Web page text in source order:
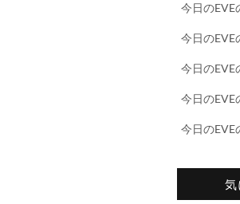
今日のEVE
今日のEVE
今日のEVE
今日のEVE
今日のEVE